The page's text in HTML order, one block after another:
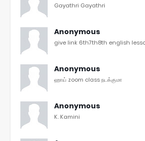
Gayathri Gayathri
Anonymous
give link 6th7th8th english
Anonymous
ஹாய் zoom class நடக்குமா
Anonymous
K. Kamini